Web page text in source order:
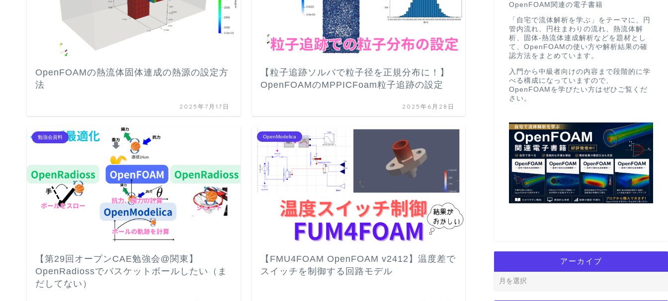
OpenFOAMの熱流体固体連成の熱源の設定方
法
2025年7月17日
【粒子追跡ソルバで粒子径を正規分布に！】
OpenFOAMのMPPICFoam粒子追跡の設定
2025年6月28日
勉強会資料
【第29回オープンCAE勉強会@関東】
OpenRadiossでバスケットボールしたい（ま
だしてない）
OpenModelica
【FMU4FOAM OpenFOAM v2412】温度差で
スイッチを制御する回路モデル
【流体解析で発散】解析がうまくいか
OpenFOAM関連の電子書籍
「自宅で流体解析を学ぶ」をテーマに、円
管内流れ、円柱まわりの流れ、熱流体解
析、固体-熱流体連成解析などを題材とし
て、OpenFOAMの使い方や解析結果の確
認方法をまとめています。
入門から中級者向けの内容まで段階的に学
べる構成になっていますので、
OpenFOAMを学びたい方はぜひご覧くだ
さい。
アーカイブ